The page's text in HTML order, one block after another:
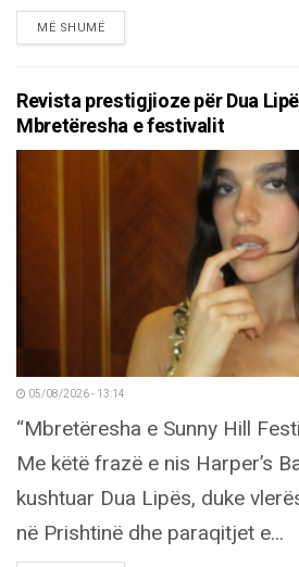
MË SHUMËDETAILS
Revista prestigjioze për Dua
Mbretëresha e festivalit
05/08/2026 - 13:14
“Mbretëresha e Sunny Hill
Me këtë frazë e nis Harper’s
kushtuar Dua Lipës, duke
në Prishtinë dhe paraqitjet e...